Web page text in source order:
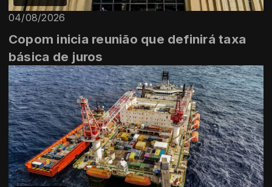
04/08/2026
Copom inicia reunião que definirá taxa
básica de juros